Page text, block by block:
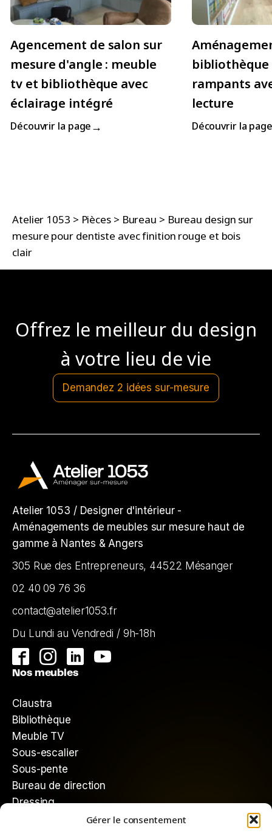
Gérer le consentement
Agencement de salon sur
mesure d'angle : meuble
tv et bibliothèque avec
éclairage intégré
Découvrir la page→
bibliothèque
rampants
lecture
Découvrir la
Atelier 1053 > Pièces > Bureau > Bureau design sur
mesure pour dentiste avec finition rouge et bois
clair
Offrez le meilleur du design
à votre lieu de vie
Demandez 2 idées sur-mesure
Atelier 1053 / Designer d'intérieur -
Aménagements de meubles sur mesure haut de
gamme à Nantes & Angers
305 Rue des Entrepreneurs, 44522 Mésanger
02 40 09 76 36
contact@atelier1053.fr
Du Lundi au Vendredi / 9h-18h
Nos meubles
Claustra
Bibliothèque
Meuble TV
Sous-escalier
Sous-pente
Bureau de direction
Dressing
Mieux nous connaître